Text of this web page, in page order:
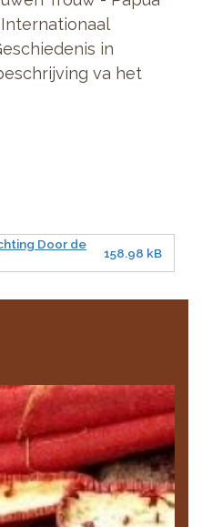
in
va het
Door de
158.98 kB